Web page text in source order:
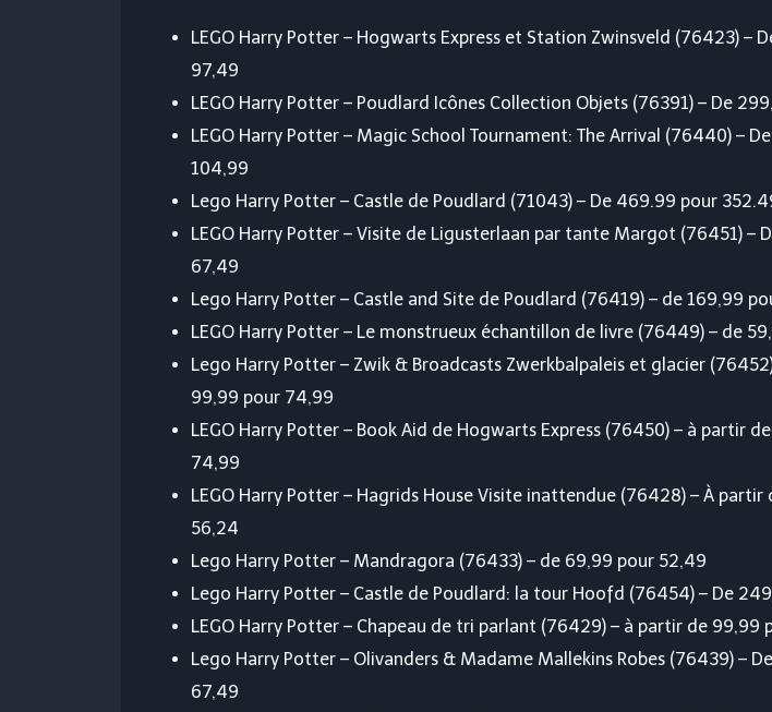
LEGO Harry Potter – Hogwarts Express et Station Zwinsveld (76423) –
97,49
LEGO Harry Potter – Poudlard Icônes Collection Objets (76391) – De
LEGO Harry Potter – Magic School Tournament: The Arrival (76440) –
104,99
Lego Harry Potter – Castle de Poudlard (71043) – De 469.99 pour
LEGO Harry Potter – Visite de Ligusterlaan par tante Margot (76451) –
67,49
Lego Harry Potter – Castle and Site de Poudlard (76419) – de 169,99
LEGO Harry Potter – Le monstrueux échantillon de livre (76449) – de
Lego Harry Potter – Zwik & Broadcasts Zwerkbalpaleis et glacier
99,99 pour 74,99
LEGO Harry Potter – Book Aid de Hogwarts Express (76450) – à partir
74,99
LEGO Harry Potter – Hagrids House Visite inattendue (76428) – À
56,24
Lego Harry Potter – Mandragora (76433) – de 69,99 pour 52,49
Lego Harry Potter – Castle de Poudlard: la tour Hoofd (76454) – De
LEGO Harry Potter – Chapeau de tri parlant (76429) – à partir de 99,99
Lego Harry Potter – Olivanders & Madame Mallekins Robes (76439) –
67,49